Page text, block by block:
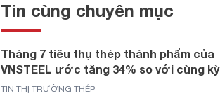
Tin cùng chuyên mục
Tháng 7 tiêu thụ thép thành phẩm của
VNSTEEL ước tăng 34% so với cùng kỳ
TIN THỊ TRƯỜNG THÉP